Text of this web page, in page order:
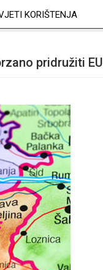
KORIŠTENJA
pridružiti EU